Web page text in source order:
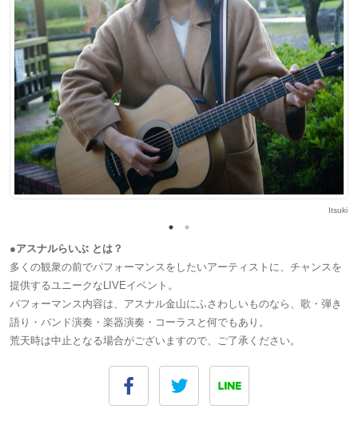
Itsuki
●アスナルらいぶ とは？
多くの観衆の前でパフォーマンスをしたいアーティストに、チャンスを
提供するユニークなLIVEイベント。
パフォーマンス内容は、アスナル金山にふさわしいものなら、歌・弾き
語り・バンド演奏・楽器演奏・コーラスと何でもあり。
荒天時は中止となる場合がございますので、ご了承ください。